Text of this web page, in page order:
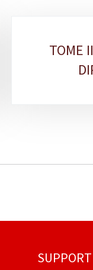
TOME
SUPPORT